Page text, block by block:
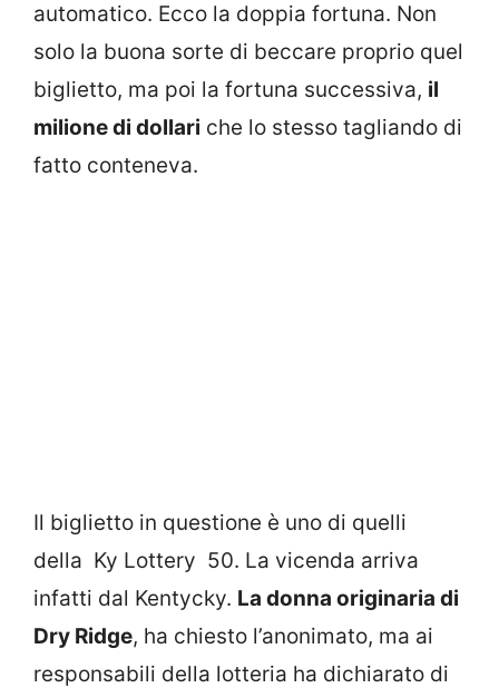
automatico. Ecco la doppia fortuna. Non
solo la buona sorte di beccare proprio quel
biglietto, ma poi la fortuna successiva, il
milione di dollari che lo stesso tagliando di
fatto conteneva.
Il biglietto in questione è uno di quelli
della Ky Lottery 50. La vicenda arriva
infatti dal Kentycky. La donna originaria di
Dry Ridge, ha chiesto l’anonimato, ma ai
responsabili della lotteria ha dichiarato di